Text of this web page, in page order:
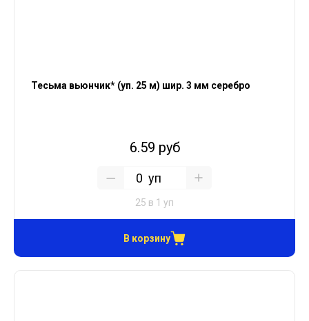
Тесьма вьюнчик* (уп. 25 м) шир. 3 мм серебро
6.59 руб
уп
25 в 1 уп
В корзину